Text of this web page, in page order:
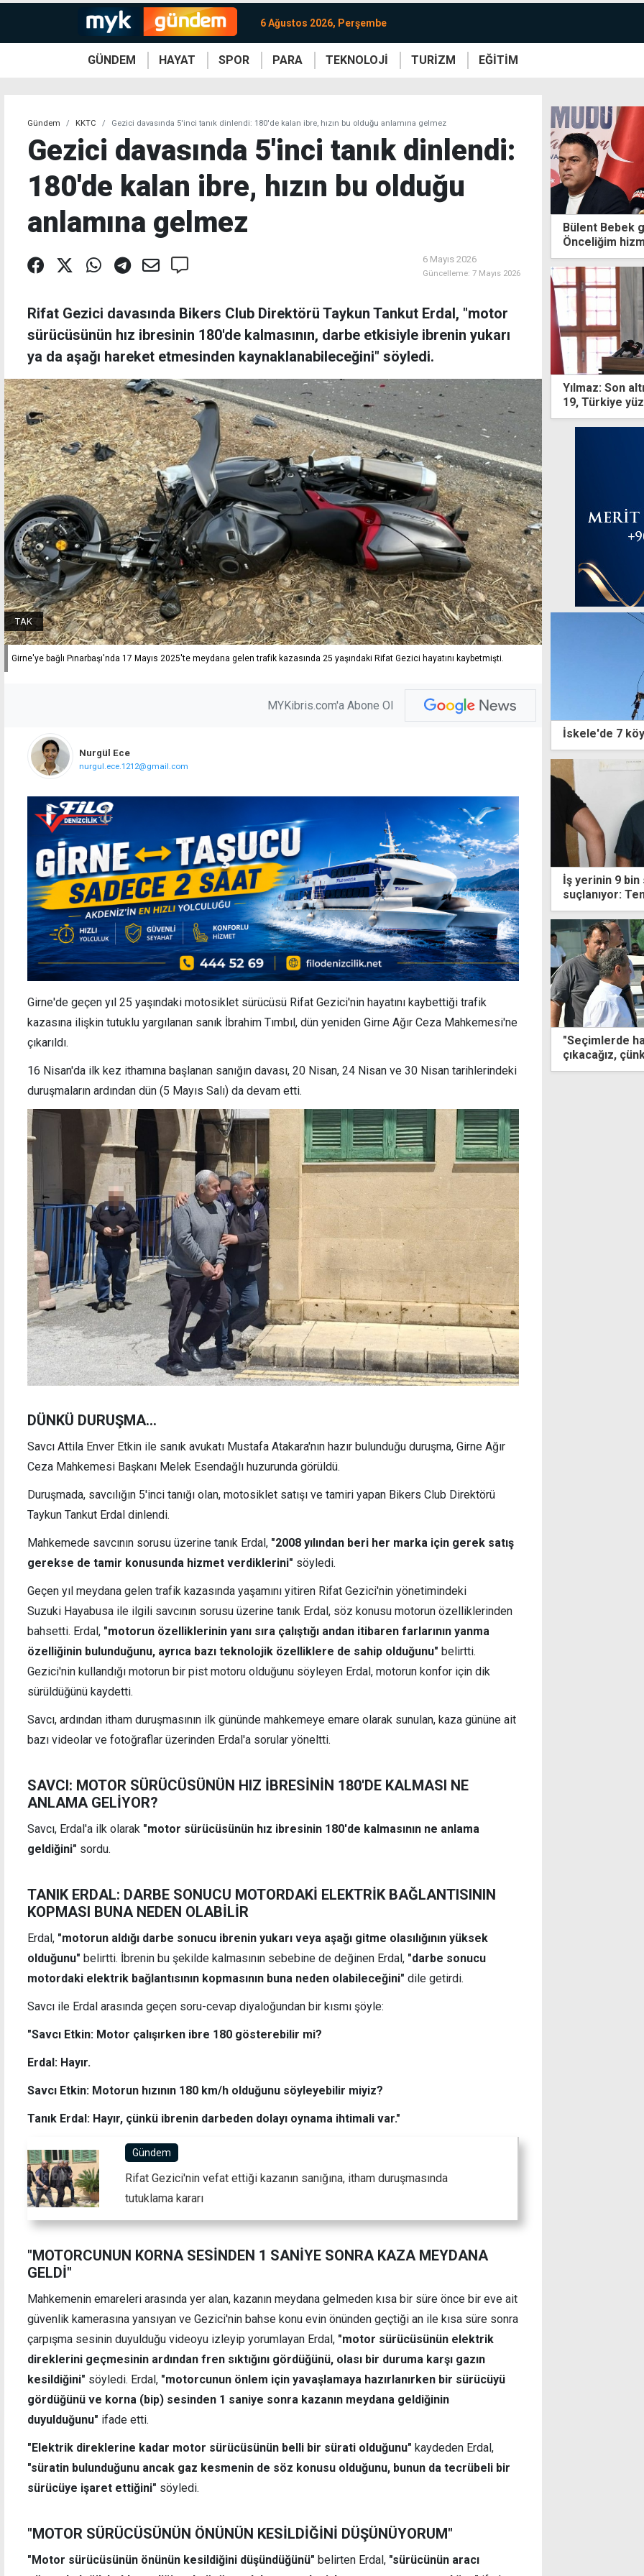
6 Ağustos 2026, Perşembe
GÜNDEM HAYAT SPOR PARA TEKNOLOJİ TURİZM EĞİTİM
Gündem KKTC Gezici davasında 5'inci tanık dinlendi: 180'de kalan ibre, hızın bu olduğu anlamına gelmez
Gezici davasında 5'inci tanık dinlendi:
180'de kalan ibre, hızın bu olduğu
anlamına gelmez
6 Mayıs 2026
Güncelleme: 7 Mayıs 2026
Rifat Gezici davasında Bikers Club Direktörü Taykun Tankut Erdal, "motor
sürücüsünün hız ibresinin 180'de kalmasının, darbe etkisiyle ibrenin yukarı
ya da aşağı hareket etmesinden kaynaklanabileceğini" söyledi.
Girne'ye bağlı Pınarbaşı'nda 17 Mayıs 2025'te meydana gelen trafik kazasında 25 yaşındaki Rifat Gezici hayatını kaybetmişti.
TAK
MYKibris.com'a Abone Ol
Nurgül Ece
nurgul.ece.1212@gmail.com
Girne'de geçen yıl 25 yaşındaki motosiklet sürücüsü Rifat Gezici'nin hayatını kaybettiği trafik
kazasına ilişkin tutuklu yargılanan sanık İbrahim Tımbıl, dün yeniden Girne Ağır Ceza Mahkemesi'ne
çıkarıldı.
16 Nisan'da ilk kez ithamına başlanan sanığın davası, 20 Nisan, 24 Nisan ve 30 Nisan tarihlerindeki
duruşmaların ardından dün (5 Mayıs Salı) da devam etti.
DÜNKÜ DURUŞMA…
Savcı Attila Enver Etkin ile sanık avukatı Mustafa Atakara'nın hazır bulunduğu duruşma, Girne Ağır
Ceza Mahkemesi Başkanı Melek Esendağlı huzurunda görüldü.
Duruşmada, savcılığın 5'inci tanığı olan, motosiklet satışı ve tamiri yapan Bikers Club Direktörü
Taykun Tankut Erdal dinlendi.
Mahkemede savcının sorusu üzerine tanık Erdal, "2008 yılından beri her marka için gerek satış
gerekse de tamir konusunda hizmet verdiklerini" söyledi.
Geçen yıl meydana gelen trafik kazasında yaşamını yitiren Rifat Gezici'nin yönetimindeki
Suzuki Hayabusa ile ilgili savcının sorusu üzerine tanık Erdal, söz konusu motorun özelliklerinden
bahsetti. Erdal, "motorun özelliklerinin yanı sıra çalıştığı andan itibaren farlarının yanma
özelliğinin bulunduğunu, ayrıca bazı teknolojik özelliklere de sahip olduğunu" belirtti.
Gezici'nin kullandığı motorun bir pist motoru olduğunu söyleyen Erdal, motorun konfor için dik
sürüldüğünü kaydetti.
Savcı, ardından itham duruşmasının ilk gününde mahkemeye emare olarak sunulan, kaza gününe ait
bazı videolar ve fotoğraflar üzerinden Erdal'a sorular yöneltti.
SAVCI: MOTOR SÜRÜCÜSÜNÜN HIZ İBRESİNİN 180'DE KALMASI NE
ANLAMA GELİYOR?
Savcı, Erdal'a ilk olarak "motor sürücüsünün hız ibresinin 180'de kalmasının ne anlama
geldiğini" sordu.
TANIK ERDAL: DARBE SONUCU MOTORDAKİ ELEKTRİK BAĞLANTISININ
KOPMASI BUNA NEDEN OLABİLİR
Erdal, "motorun aldığı darbe sonucu ibrenin yukarı veya aşağı gitme olasılığının yüksek
olduğunu" belirtti. İbrenin bu şekilde kalmasının sebebine de değinen Erdal, "darbe sonucu
motordaki elektrik bağlantısının kopmasının buna neden olabileceğini" dile getirdi.
Savcı ile Erdal arasında geçen soru-cevap diyaloğundan bir kısmı şöyle:
"Savcı Etkin: Motor çalışırken ibre 180 gösterebilir mi?
Erdal: Hayır.
Savcı Etkin: Motorun hızının 180 km/h olduğunu söyleyebilir miyiz?
Tanık Erdal: Hayır, çünkü ibrenin darbeden dolayı oynama ihtimali var."
Gündem
Rifat Gezici'nin vefat ettiği kazanın sanığına, itham duruşmasında
tutuklama kararı
"MOTORCUNUN KORNA SESİNDEN 1 SANİYE SONRA KAZA MEYDANA
GELDİ"
Mahkemenin emareleri arasında yer alan, kazanın meydana gelmeden kısa bir süre önce bir eve ait
güvenlik kamerasına yansıyan ve Gezici'nin bahse konu evin önünden geçtiği an ile kısa süre sonra
çarpışma sesinin duyulduğu videoyu izleyip yorumlayan Erdal, "motor sürücüsünün elektrik
direklerini geçmesinin ardından fren sıktığını gördüğünü, olası bir duruma karşı gazın
kesildiğini" söyledi. Erdal, "motorcunun önlem için yavaşlamaya hazırlanırken bir sürücüyü
gördüğünü ve korna (bip) sesinden 1 saniye sonra kazanın meydana geldiğinin
duyulduğunu" ifade etti.
"Elektrik direklerine kadar motor sürücüsünün belli bir sürati olduğunu" kaydeden Erdal,
"süratin bulunduğunu ancak gaz kesmenin de söz konusu olduğunu, bunun da tecrübeli bir
sürücüye işaret ettiğini" söyledi.
"MOTOR SÜRÜCÜSÜNÜN ÖNÜNÜN KESİLDİĞİNİ DÜŞÜNÜYORUM"
"Motor sürücüsünün önünün kesildiğini düşündüğünü" belirten Erdal, "sürücünün aracı
Bülent Bebek
Önceliğim
Yılmaz: Son
19, Türkiye
İskele'de 7
İş yerinin 9
suçlanıyor:
7,8 yıldır ülkede izinsiz kalan kaçakların
"Deniz
çıkarmak